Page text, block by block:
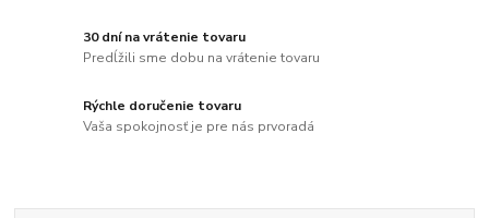
30 dní na vrátenie tovaru
Predĺžili sme dobu na vrátenie tovaru
Rýchle doručenie tovaru
Vaša spokojnosť je pre nás prvoradá